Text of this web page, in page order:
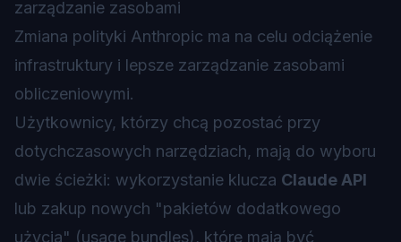
Zmiana polityki Anthropic ma na celu odciążenie
infrastruktury i lepsze zarządzanie zasobami
obliczeniowymi.
Użytkownicy, którzy chcą pozostać przy
dotychczasowych narzędziach, mają do wyboru
dwie ścieżki: wykorzystanie klucza Claude API
lub zakup nowych "pakietów dodatkowego
użycia" (usage bundles), które mają być